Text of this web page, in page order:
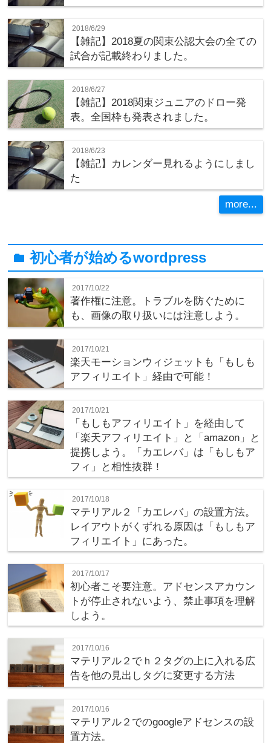
2018/6/29
【雑記】2018夏の関東公認大会の全ての
試合が記載終わりました。
2018/6/27
【雑記】2018関東ジュニアのドロー発
表。全国枠も発表されました。
2018/6/23
【雑記】カレンダー見れるようにしまし
た
more...
folder初心者が始めるwordpress
2017/10/22
著作権に注意。トラブルを防ぐために
も、画像の取り扱いには注意しよう。
2017/10/21
楽天モーションウィジェットも「もしも
アフィリエイト」経由で可能！
2017/10/21
「もしもアフィリエイト」を経由して
「楽天アフィリエイト」と「amazon」と
提携しよう。「カエレバ」は「もしもア
フィ」と相性抜群！
2017/10/18
マテリアル２「カエレバ」の設置方法。
レイアウトがくずれる原因は「もしもア
フィリエイト」にあった。
2017/10/17
初心者こそ要注意。アドセンスアカウン
トが停止されないよう、禁止事項を理解
しよう。
2017/10/16
マテリアル２でｈ２タグの上に入れる広
告を他の見出しタグに変更する方法
2017/10/16
マテリアル２でのgoogleアドセンスの設
置方法。